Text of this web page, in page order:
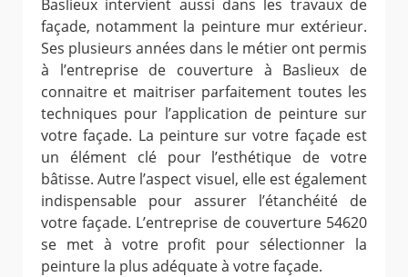
Baslieux intervient aussi dans les travaux de
façade, notamment la peinture mur extérieur.
Ses plusieurs années dans le métier ont permis
à l’entreprise de couverture à Baslieux de
connaitre et maitriser parfaitement toutes les
techniques pour l’application de peinture sur
votre façade. La peinture sur votre façade est
un élément clé pour l’esthétique de votre
bâtisse. Autre l’aspect visuel, elle est également
indispensable pour assurer l’étanchéité de
votre façade. L’entreprise de couverture 54620
se met à votre profit pour sélectionner la
peinture la plus adéquate à votre façade.